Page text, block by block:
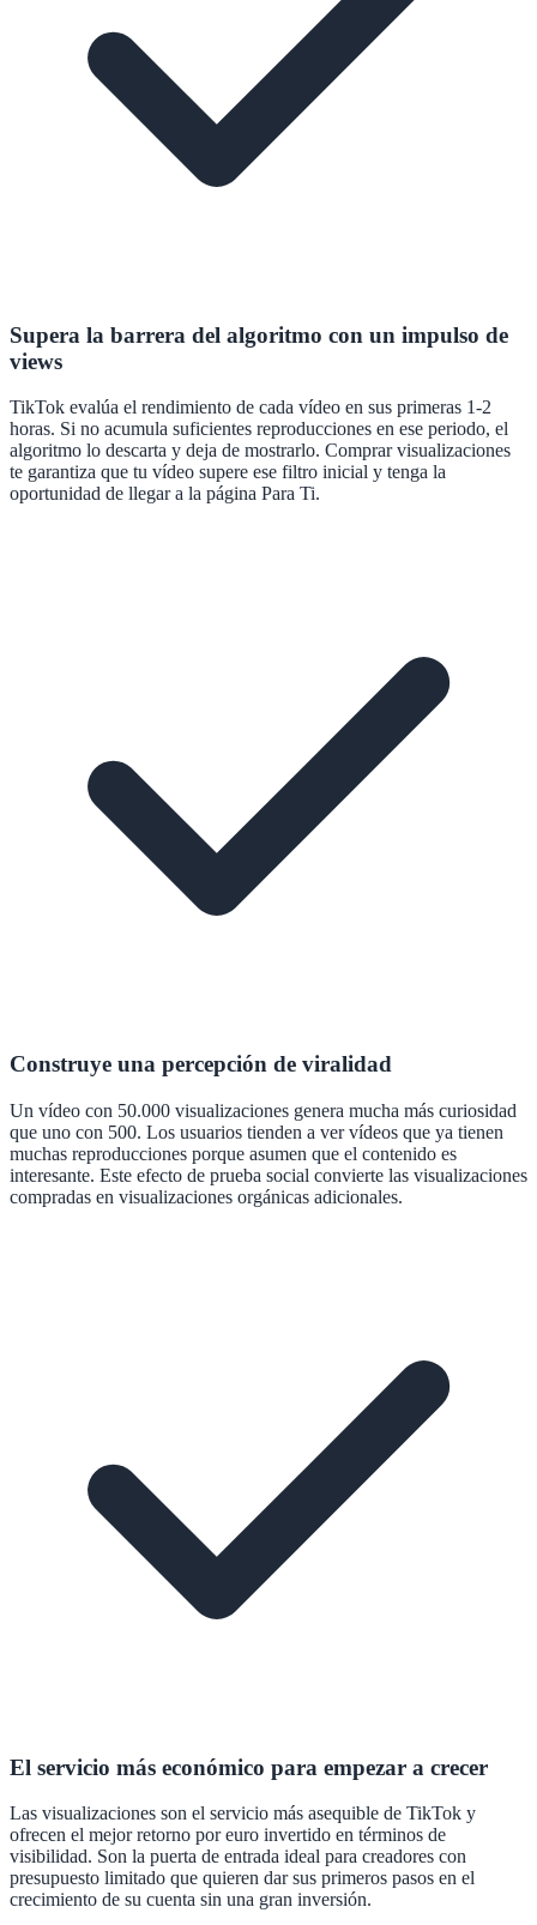
Supera la barrera del algoritmo con un impulso de
views
TikTok evalúa el rendimiento de cada vídeo en sus primeras 1-2
horas. Si no acumula suficientes reproducciones en ese periodo, el
algoritmo lo descarta y deja de mostrarlo. Comprar visualizaciones
te garantiza que tu vídeo supere ese filtro inicial y tenga la
oportunidad de llegar a la página Para Ti.
Construye una percepción de viralidad
Un vídeo con 50.000 visualizaciones genera mucha más curiosidad
que uno con 500. Los usuarios tienden a ver vídeos que ya tienen
muchas reproducciones porque asumen que el contenido es
interesante. Este efecto de prueba social convierte las visualizaciones
compradas en visualizaciones orgánicas adicionales.
El servicio más económico para empezar a crecer
Las visualizaciones son el servicio más asequible de TikTok y
ofrecen el mejor retorno por euro invertido en términos de
visibilidad. Son la puerta de entrada ideal para creadores con
presupuesto limitado que quieren dar sus primeros pasos en el
crecimiento de su cuenta sin una gran inversión.